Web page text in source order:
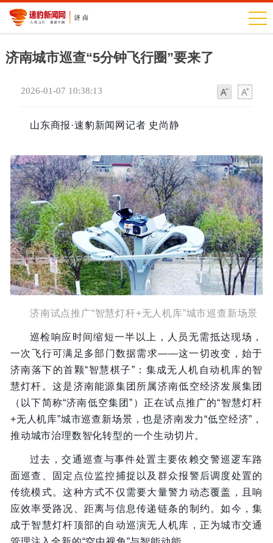
济南城市巡查“5分钟飞行圈”要来了
2026-01-07 10:38:13
山东商报·速豹新闻网记者 史尚静
济南试点推广“智慧灯杆+无人机库”城市巡查新场景
巡检响应时间缩短一半以上，人员无需抵达现场，
一次飞行可满足多部门数据需求——这一切改变，始于
济南落下的首颗“智慧棋子”：集成无人机自动机库的智
慧灯杆。这是济南能源集团所属济南低空经济发展集团
（以下简称“济南低空集团”）正在试点推广的“智慧灯杆
+无人机库”城市巡查新场景，也是济南发力“低空经济”，
推动城市治理数智化转型的一个生动切片。
过去，交通巡查与事件处置主要依赖交警巡逻车路
面巡查、固定点位监控捕捉以及群众报警后调度处置的
传统模式。这种方式不仅需要大量警力动态覆盖，且响
应效率受路况、距离与信息传递链条的制约。如今，集
成于智慧灯杆顶部的自动巡演无人机库，正为城市交通